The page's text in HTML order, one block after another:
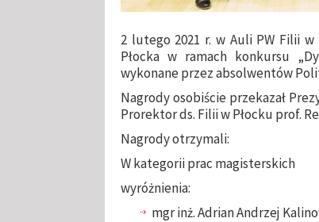
2 lutego 2021 r. w Auli PW Filii w
Płocka w ramach konkursu
wykonane przez absolwentów
Nagrody osobiście przekazał
Prorektor ds. Filii w Płocku prof.
Nagrody otrzymali:
W kategorii prac magisterskich
wyróżnienia:
mgr inż. Adrian Andrzej